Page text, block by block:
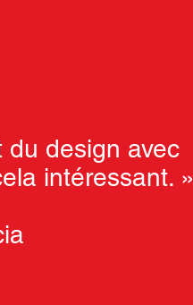
du design avec
intéressant. »